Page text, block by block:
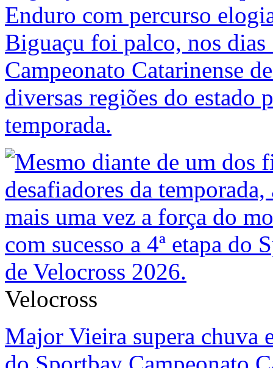
Enduro com percurso
Biguaçu foi palco, nos dias
Campeonato Catarinense
diversas regiões do estado
temporada.
Velocross
Major Vieira supera chuva